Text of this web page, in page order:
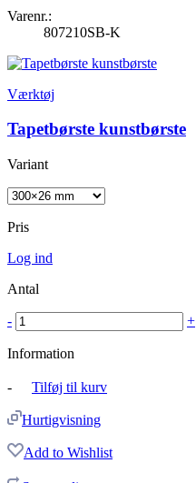
Varenr.:
807210SB-K
Værktøj
Tapetbørste kunstbørste
Variant
Pris
Log ind
Antal
- +
Information
- Tilføj til kurv
Hurtigvisning
Add to Wishlist